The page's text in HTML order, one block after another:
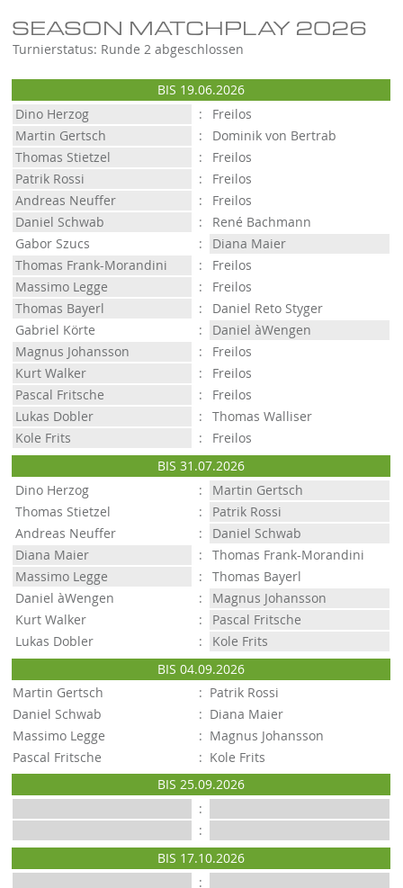
SEASON MATCHPLAY 2026
Turnierstatus: Runde 2 abgeschlossen
BIS 19.06.2026
Dino Herzog
:
Freilos
Martin Gertsch
:
Dominik von Bertrab
Thomas Stietzel
:
Freilos
Patrik Rossi
:
Freilos
Andreas Neuffer
:
Freilos
Daniel Schwab
:
René Bachmann
Gabor Szucs
:
Diana Maier
Thomas Frank-Morandini
:
Freilos
Massimo Legge
:
Freilos
Thomas Bayerl
:
Daniel Reto Styger
Gabriel Körte
:
Daniel àWengen
Magnus Johansson
:
Freilos
Kurt Walker
:
Freilos
Pascal Fritsche
:
Freilos
Lukas Dobler
:
Thomas Walliser
Kole Frits
:
Freilos
BIS 31.07.2026
Dino Herzog
:
Martin Gertsch
Thomas Stietzel
:
Patrik Rossi
Andreas Neuffer
:
Daniel Schwab
Diana Maier
:
Thomas Frank-Morandini
Massimo Legge
:
Thomas Bayerl
Daniel àWengen
:
Magnus Johansson
Kurt Walker
:
Pascal Fritsche
Lukas Dobler
:
Kole Frits
BIS 04.09.2026
Martin Gertsch
: Patrik Rossi
Daniel Schwab
: Diana Maier
Massimo Legge
: Magnus Johansson
Pascal Fritsche
: Kole Frits
BIS 25.09.2026
:
:
BIS 17.10.2026
: